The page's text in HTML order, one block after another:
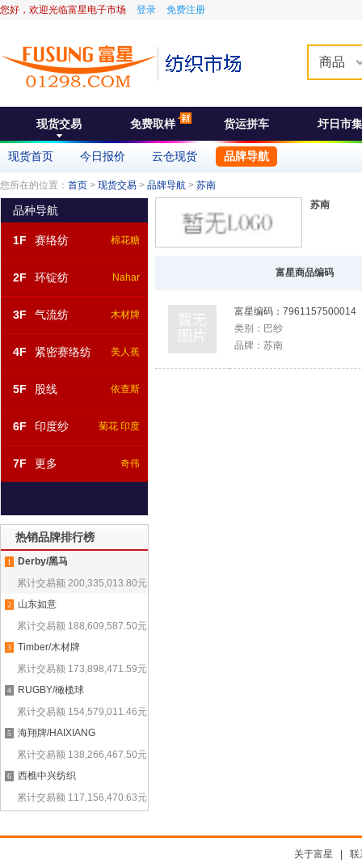
您好，欢迎光临富星电子市场 登录 免费注册
商品
现货交易 免费取样 货运拼车 圩日市集
现货首页 今日报价 云仓现货 品牌导航
您所在的位置： 首页 > 现货交易 > 品牌导航 > 苏南
品种导航
1F 赛络纺 棉花糖
2F 环锭纺 Nahar
3F 气流纺 木材牌
4F 紧密赛络纺 美人蕉
5F 股线 依查斯
6F 印度纱 菊花 印度
7F 更多 奇伟
热销品牌排行榜
1
Derby/黑马
累计交易额 200,335,013.80元
2
山东如意
累计交易额 188,609,587.50元
3
Timber/木材牌
累计交易额 173,898,471.59元
4
RUGBY/橄榄球
累计交易额 154,579,011.46元
5
海翔牌/HAIXIANG
累计交易额 138,266,467.50元
6
西樵中兴纺织
累计交易额 117,156,470.63元
苏南
富星商品编码
富星编码： 7961157500014
类别： 巴纱
品牌： 苏南
关于富星
联